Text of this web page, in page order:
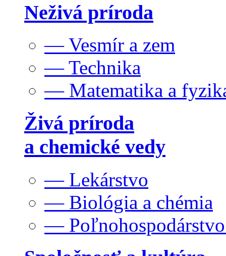
Neživá príroda
— Vesmír a zem
— Technika
— Matematika a
Živá príroda
a chemické vedy
— Lekárstvo
— Biológia a chémia
—